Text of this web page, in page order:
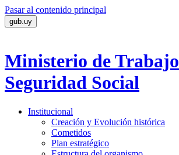
Pasar al contenido principal
gub.uy
Ministerio de Trabajo
Seguridad Social
Institucional
Creación y Evolución histórica
Cometidos
Plan estratégico